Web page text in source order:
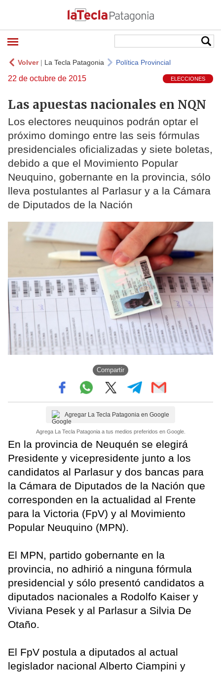
Volver| La Tecla Patagonia Política Provincial
22 de octubre de 2015 ELECCIONES
Las apuestas nacionales en NQN
Los electores neuquinos podrán optar el
próximo domingo entre las seis fórmulas
presidenciales oficializadas y siete boletas,
debido a que el Movimiento Popular
Neuquino, gobernante en la provincia, sólo
lleva postulantes al Parlasur y a la Cámara
de Diputados de la Nación
Compartir
Agregar La Tecla Patagonia en Google
Agrega La Tecla Patagonia a tus medios preferidos en Google.
En la provincia de Neuquén se elegirá
Presidente y vicepresidente junto a los
candidatos al Parlasur y dos bancas para
la Cámara de Diputados de la Nación que
corresponden en la actualidad al Frente
para la Victoria (FpV) y al Movimiento
Popular Neuquino (MPN).
El MPN, partido gobernante en la
provincia, no adhirió a ninguna fórmula
presidencial y sólo presentó candidatos a
diputados nacionales a Rodolfo Kaiser y
Viviana Pesek y al Parlasur a Silvia De
Otaño.
El FpV postula a diputados al actual
legislador nacional Alberto Ciampini y